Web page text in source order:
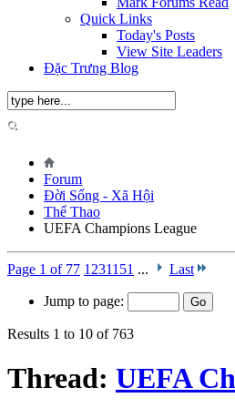
Quick Links
Today's Posts
View Site Leaders
Đặc Trưng Blog
Forum
Đời Sống - Xã Hội
Thể Thao
UEFA Champions League
Page 1 of 77 1 2311 51 ... Last
Jump to page:
Results 1 to 10 of 763
Thread: UEFA